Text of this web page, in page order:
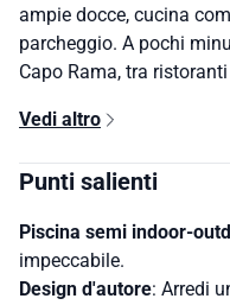
ampie docce, cucina
parcheggio. A pochi
Capo Rama, tra
Vedi altro
Punti salienti
Piscina semi
impeccabile.
Design d'autore: Arredi